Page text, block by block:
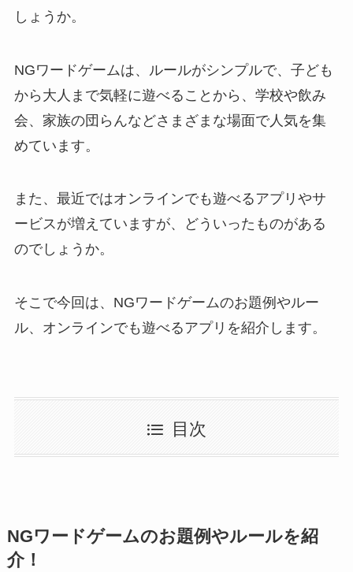
しょうか。
NGワードゲームは、ルールがシンプルで、子ども
から大人まで気軽に遊べることから、学校や飲み
会、家族の団らんなどさまざまな場面で人気を集
めています。
また、最近ではオンラインでも遊べるアプリやサ
ービスが増えていますが、どういったものがある
のでしょうか。
そこで今回は、NGワードゲームのお題例やルー
ル、オンラインでも遊べるアプリを紹介します。
目次
NGワードゲームのお題例やルールを紹
介！